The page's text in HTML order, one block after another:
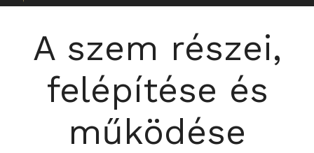
A szem részei,
felépítése és
működése